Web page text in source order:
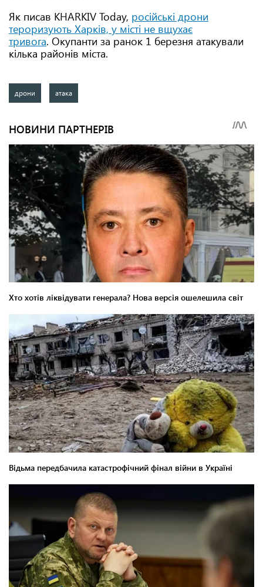
Як писав KHARKIV Today, російські дрони
тероризують Харків, у місті не вщухає
тривога. Окупанти за ранок 1 березня атакували
кілька районів міста.
дрони атака